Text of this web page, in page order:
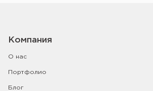
Компания
О нас
Портфолио
Блог